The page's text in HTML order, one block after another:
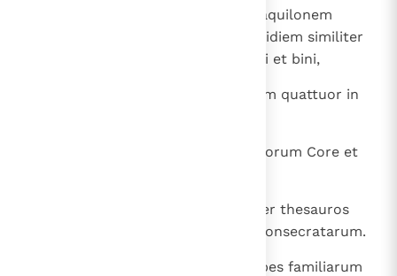
ad orientem per diem sex et ad aquilonem
quattuor per diem, atque ad meridiem similiter
in die quattuor et pro horreo bini et bini,
pro Parbar quoque ad occidentem quattuor in
Hae sunt divisiones ianitorum filiorum Core et
Porro Levitae fratres eorum super thesauros
domus Dei ac thesauros rerum consecratarum.
De filiis Ladan Gersonitae principes familiarum